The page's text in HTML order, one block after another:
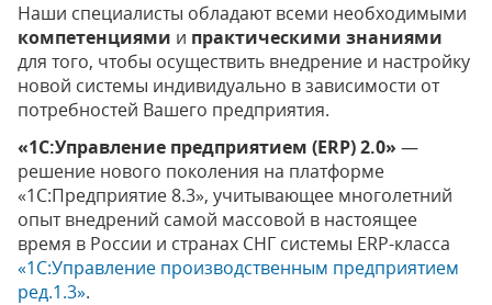
Наши специалисты обладают всеми необходимыми
компетенциями и практическими знаниями
для того, чтобы осуществить внедрение и настройку
новой системы индивидуально в зависимости от
потребностей Вашего предприятия.
«1С:Управление предприятием (ERP) 2.0» —
решение нового поколения на платформе
«1С:Предприятие 8.3», учитывающее многолетний
опыт внедрений самой массовой в настоящее
время в России и странах СНГ системы ERP-класса
«1С:Управление производственным предприятием
ред.1.3».